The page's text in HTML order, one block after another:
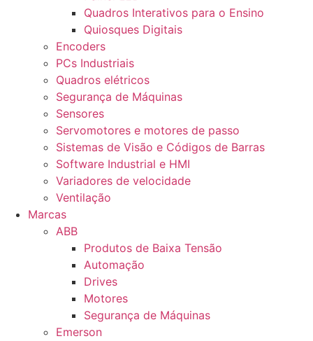
Quadros Interativos para o Ensino
Quiosques Digitais
Encoders
PCs Industriais
Quadros elétricos
Segurança de Máquinas
Sensores
Servomotores e motores de passo
Sistemas de Visão e Códigos de Barras
Software Industrial e HMI
Variadores de velocidade
Ventilação
Marcas
ABB
Produtos de Baixa Tensão
Automação
Drives
Motores
Segurança de Máquinas
Emerson